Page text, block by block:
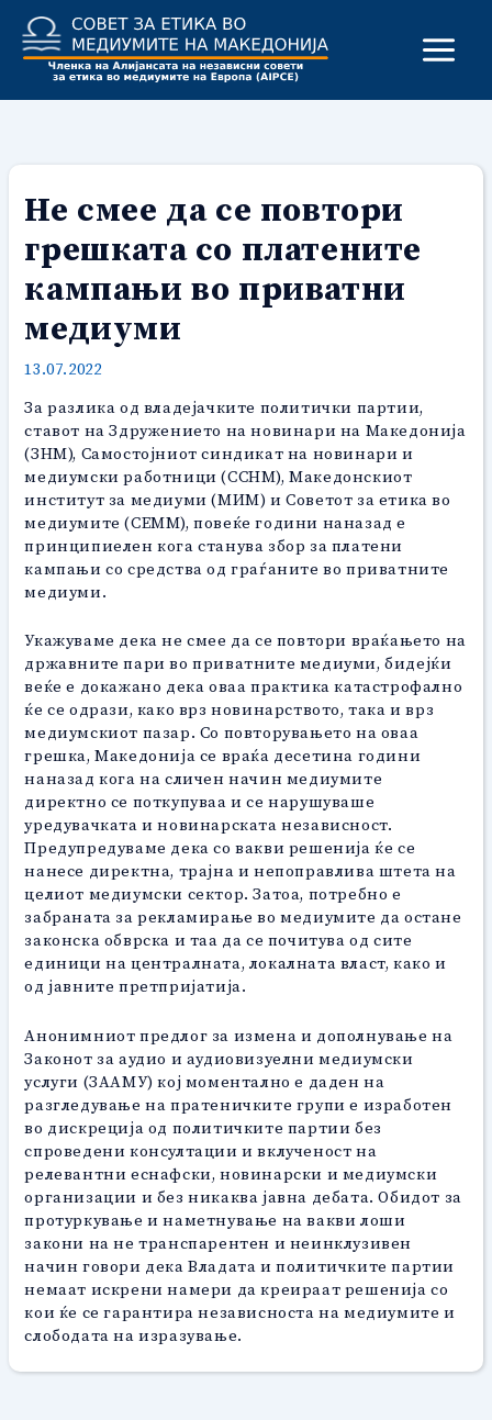
content
Не смее да се повтори
грешката со платените
кампањи во приватни
медиуми
13.07.2022
За разлика од владејачките политички партии,
ставот на Здружението на новинари на Македонија
(ЗНМ), Самостојниот синдикат на новинари и
медиумски работници (ССНМ), Македонскиот
институт за медиуми (МИМ) и Советот за етика во
медиумите (СЕММ), повеќе години наназад е
принципиелен кога станува збор за платени
кампањи со средства од граѓаните во приватните
медиуми.
Укажуваме дека не смее да се повтори враќањето на
државните пари во приватните медиуми, бидејќи
веќе е докажано дека оваа практика катастрофално
ќе се одрази, како врз новинарството, така и врз
медиумскиот пазар. Со повторувањето на оваа
грешка, Македонија се враќа десетина години
наназад кога на сличен начин медиумите
директно се поткупуваа и се нарушуваше
уредувачката и новинарската независност.
Предупредуваме дека со вакви решенија ќе се
нанесе директна, трајна и непоправлива штета на
целиот медиумски сектор. Затоа, потребно е
забраната за рекламирање во медиумите да остане
законска обврска и таа да се почитува од сите
единици на централната, локалната власт, како и
од јавните претпријатија.
Aнонимниот предлог за измена и дополнување на
Законот за аудио и аудиовизуелни медиумски
услуги (ЗААМУ) кој моментално е даден на
разгледување на пратеничките групи е изработен
во дискреција од политичките партии без
спроведени консултации и вклученост на
релевантни еснафски, новинарски и медиумски
организации и без никаква јавна дебата. Обидот за
протуркување и наметнување на вакви лоши
закони на не транспарентен и неинклузивен
начин говори дека Владата и политичките партии
немаат искрени намери да креираат решенија со
кои ќе се гарантира независноста на медиумите и
слободата на изразување.